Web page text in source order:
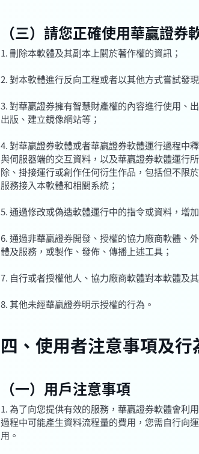
（三）請您正確使用華贏證券
1. 刪除本軟體及其副本上關於著作權的資訊；
2. 對本軟體進行反向工程或者以其他方式嘗試發
3. 對華贏證券擁有智慧財產權的內容進行使用、
出版、建立鏡像網站等；
4. 對華贏證券軟體或者華贏證券軟體運行過程中
與伺服器端的交互資料，以及華贏證券軟體運行
除、掛接運行或創作任何衍生作品，包括但不限
服務接入本軟體和相關系統；
5. 通過修改或偽造軟體運行中的指令或資料，增
6. 通過非華贏證券開發、授權的協力廠商軟體、
體及服務，或製作、發佈、傳播上述工具；
7. 自行或者授權他人、協力廠商軟體對本軟體及
8. 其他未經華贏證券明示授權的行為。
四、使用者注意事項及行
（一）用戶注意事項
1. 為了向您提供有效的服務，華贏證券軟體會利
過程中可能產生資料流程量的費用，您需自行向
用。